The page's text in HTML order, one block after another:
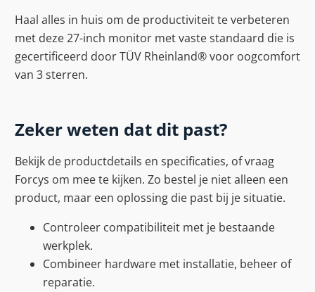
Haal alles in huis om de productiviteit te verbeteren
met deze 27-inch monitor met vaste standaard die is
gecertificeerd door TÜV Rheinland® voor oogcomfort
van 3 sterren.
Zeker weten dat dit past?
Bekijk de productdetails en specificaties, of vraag
Forcys om mee te kijken. Zo bestel je niet alleen een
product, maar een oplossing die past bij je situatie.
Controleer compatibiliteit met je bestaande
werkplek.
Combineer hardware met installatie, beheer of
reparatie.